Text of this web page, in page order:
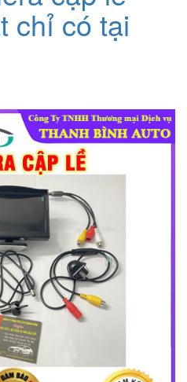
chỉ có tại